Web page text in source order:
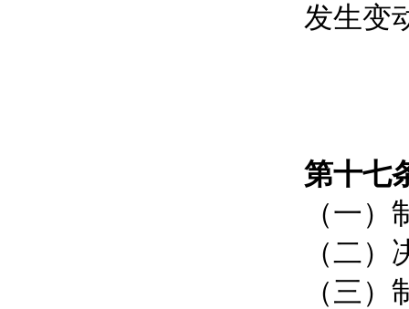
发生变
第十七
（一
（二
（三